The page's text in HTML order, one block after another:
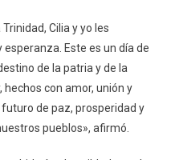
Cilia y yo les
Este es un día de
de la patria y de la
con amor, unión y
de paz, prosperidad y
pueblos», afirmó.